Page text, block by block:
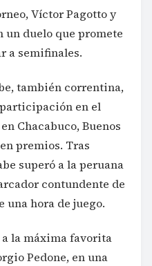
Víctor Pagotto y
un duelo que promete
a semifinales.
también correntina,
en el
Chacabuco, Buenos
premios. Tras
superó a la peruana
contundente de
una hora de juego.
la máxima favorita
Pedone, en una